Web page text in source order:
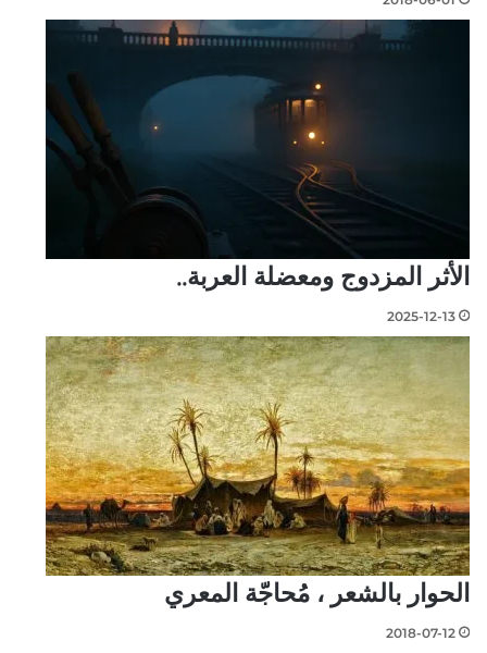
الأثر المزدوج ومعضلة العربة..
2025-12-13
الحوار بالشعر ، مُحاجّة المعري
2018-07-12